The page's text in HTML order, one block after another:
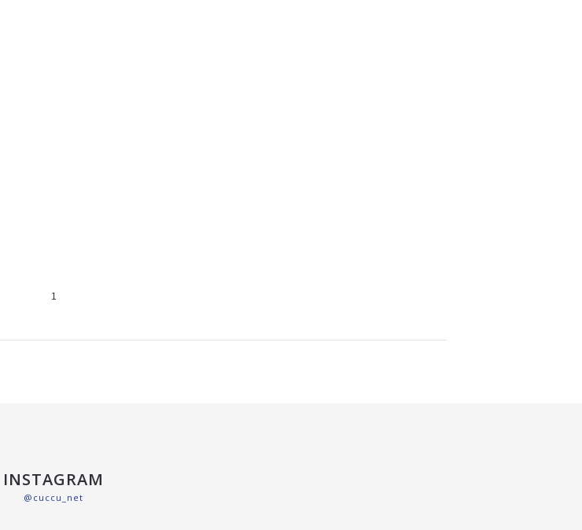
1
INSTAGRAM
@cuccu_net